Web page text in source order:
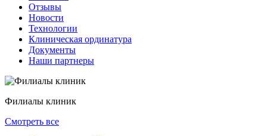
Отзывы
Новости
Технологии
Клиническая ординатура
Документы
Наши партнеры
Филиалы клиник
Смотреть все